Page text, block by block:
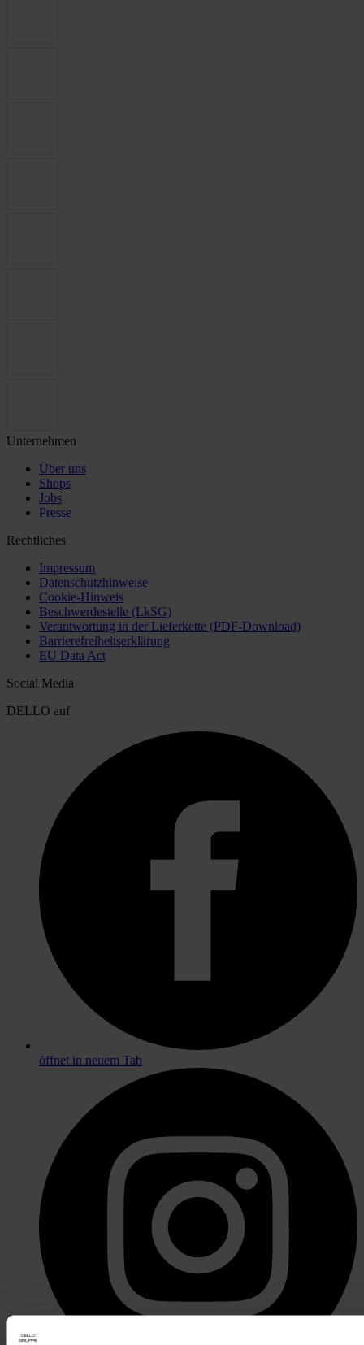
Unternehmen
Über uns
Shops
Jobs
Presse
Rechtliches
Impressum
Datenschutzhinweise
Cookie-Hinweis
Beschwerdestelle (LkSG)
Verantwortung in der Lieferkette (PDF-Download)
Barrierefreiheitserklärung
EU Data Act
Social Media
DELLO auf
öffnet in neuem Tab